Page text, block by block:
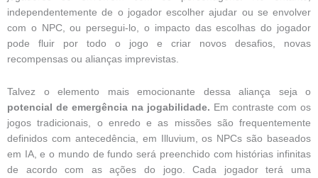
independentemente de o jogador escolher ajudar ou se envolver
com o NPC, ou persegui-lo, o impacto das escolhas do jogador
pode fluir por todo o jogo e criar novos desafios, novas
recompensas ou alianças imprevistas.
Talvez o elemento mais emocionante dessa aliança seja o
potencial de emergência na jogabilidade. Em contraste com os
jogos tradicionais, o enredo e as missões são frequentemente
definidos com antecedência, em Illuvium, os NPCs são baseados
em IA, e o mundo de fundo será preenchido com histórias infinitas
de acordo com as ações do jogo. Cada jogador terá uma